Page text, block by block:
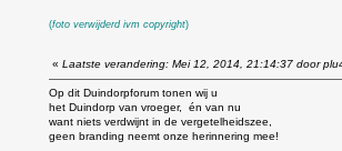
(foto verwijderd ivm copyright)
« Laatste verandering: Mei 12, 2014, 21:14:37 door
Op dit Duindorpforum tonen wij u
het Duindorp van vroeger, én van nu
want niets verdwijnt in de vergetelheidszee,
geen branding neemt onze herinnering mee!